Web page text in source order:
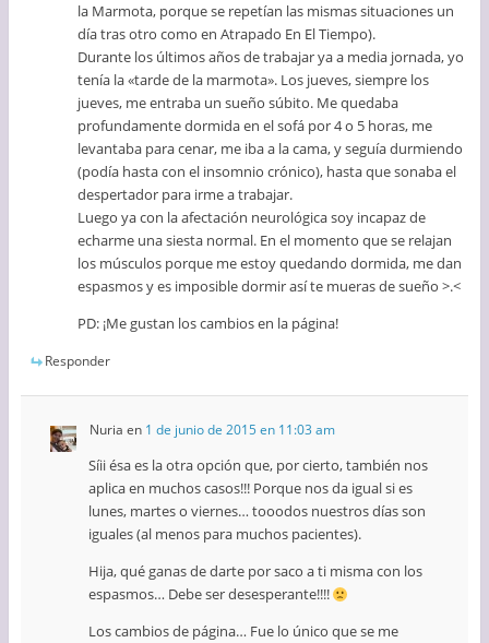
la Marmota, porque se repetían las mismas situaciones un
día tras otro como en Atrapado En El Tiempo).
Durante los últimos años de trabajar ya a media jornada, yo
tenía la «tarde de la marmota». Los jueves, siempre los
jueves, me entraba un sueño súbito. Me quedaba
profundamente dormida en el sofá por 4 o 5 horas, me
levantaba para cenar, me iba a la cama, y seguía durmiendo
(podía hasta con el insomnio crónico), hasta que sonaba el
despertador para irme a trabajar.
Luego ya con la afectación neurológica soy incapaz de
echarme una siesta normal. En el momento que se relajan
los músculos porque me estoy quedando dormida, me dan
espasmos y es imposible dormir así te mueras de sueño >.<
PD: ¡Me gustan los cambios en la página!
Responder
Nuria en 1 de junio de 2015 en 11:03 am
Síii ésa es la otra opción que, por cierto, también nos
aplica en muchos casos!!! Porque nos da igual si es
lunes, martes o viernes… tooodos nuestros días son
iguales (al menos para muchos pacientes).
Hija, qué ganas de darte por saco a ti misma con los
espasmos… Debe ser desesperante!!!!
Los cambios de página… Fue lo único que se me